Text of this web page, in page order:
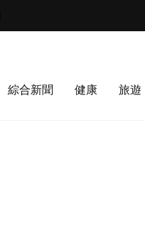
綜合新聞 健康 旅遊